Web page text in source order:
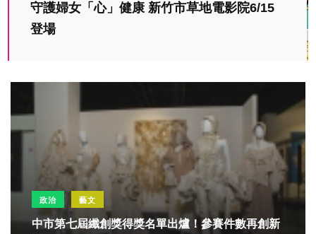
守護婦女「心」健康 新竹市草地電影院6/15
登場
政治 藝文
中市第七屆纖創獎得獎名單出爐！參賽件數再創新